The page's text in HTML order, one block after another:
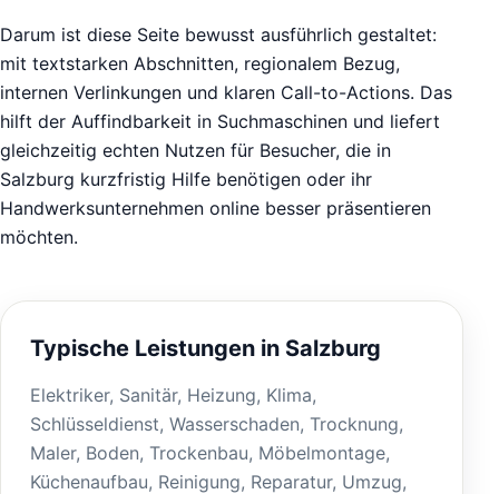
Darum ist diese Seite bewusst ausführlich gestaltet:
mit textstarken Abschnitten, regionalem Bezug,
internen Verlinkungen und klaren Call-to-Actions. Das
hilft der Auffindbarkeit in Suchmaschinen und liefert
gleichzeitig echten Nutzen für Besucher, die in
Salzburg kurzfristig Hilfe benötigen oder ihr
Handwerksunternehmen online besser präsentieren
möchten.
Typische Leistungen in Salzburg
Elektriker, Sanitär, Heizung, Klima,
Schlüsseldienst, Wasserschaden, Trocknung,
Maler, Boden, Trockenbau, Möbelmontage,
Küchenaufbau, Reinigung, Reparatur, Umzug,